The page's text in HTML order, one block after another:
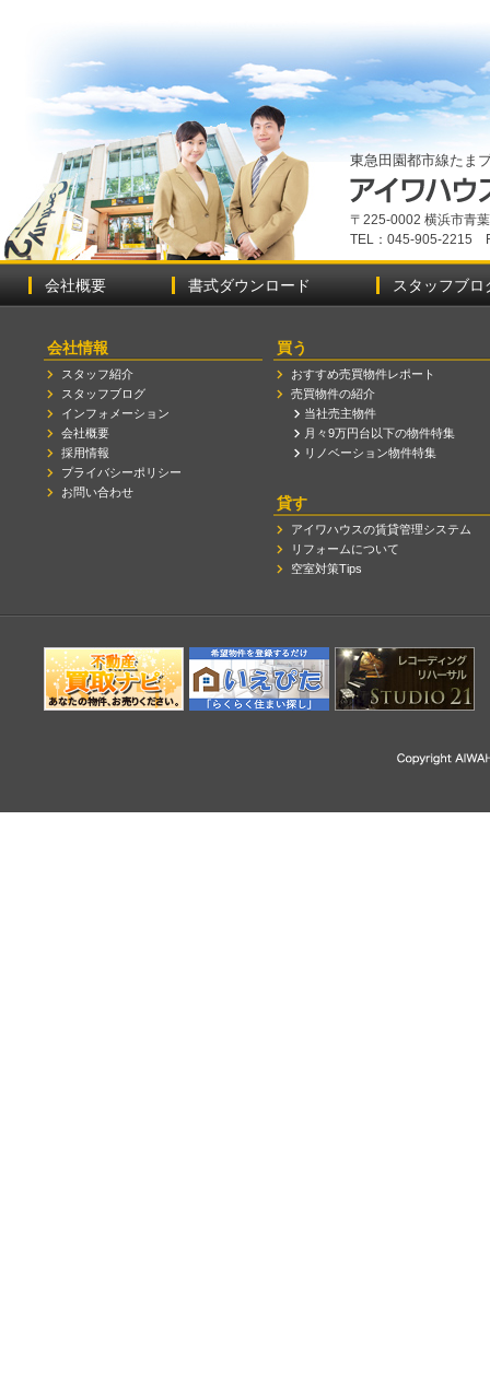
東急田園都市線たま
〒225-0002 横浜市青
TEL：045-905-2215
会社概要 書式ダウンロード スタッフブロ
会社情報
スタッフ紹介
スタッフブログ
インフォメーション
会社概要
採用情報
プライバシーポリシー
お問い合わせ
買う
おすすめ売買物件レポート
売買物件の紹介
当社売主物件
月々9万円台以下の物件特集
リノベーション物件特集
貸す
アイワハウスの賃貸管理システム
リフォームについて
空室対策Tips